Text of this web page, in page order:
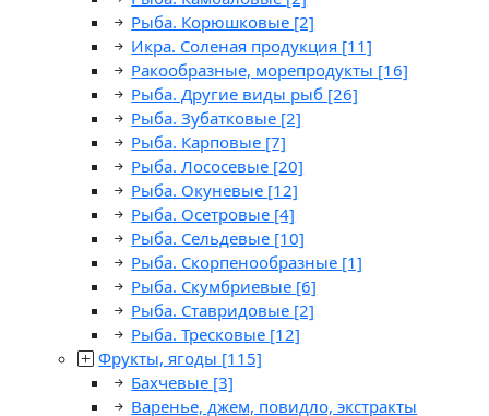
Рыба. Корюшковые [2]
Икра. Соленая продукция [11]
Ракообразные, морепродукты [16]
Рыба. Другие виды рыб [26]
Рыба. Зубатковые [2]
Рыба. Карповые [7]
Рыба. Лососевые [20]
Рыба. Окуневые [12]
Рыба. Осетровые [4]
Рыба. Сельдевые [10]
Рыба. Скорпенообразные [1]
Рыба. Скумбриевые [6]
Рыба. Ставридовые [2]
Рыба. Тресковые [12]
Фрукты, ягоды [115]
Бахчевые [3]
Варенье, джем, повидло, экстракты